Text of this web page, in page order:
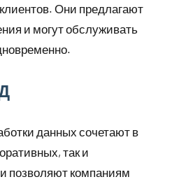
Они предлагают
и могут обслуживать
данных сочетают в
так и
позволяют компаниям